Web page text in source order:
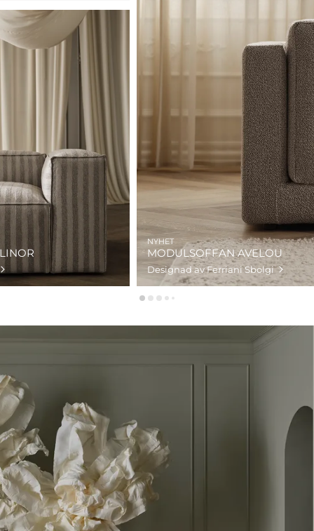
NYHET
MODULSOFFAN AVELOU
Designad av Ferriani Sbolgi